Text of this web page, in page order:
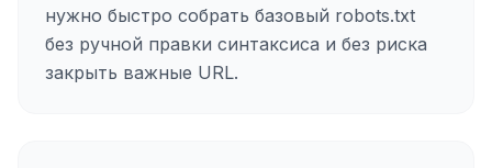
нужно быстро собрать базовый robots.txt
без ручной правки синтаксиса и без риска
закрыть важные URL.